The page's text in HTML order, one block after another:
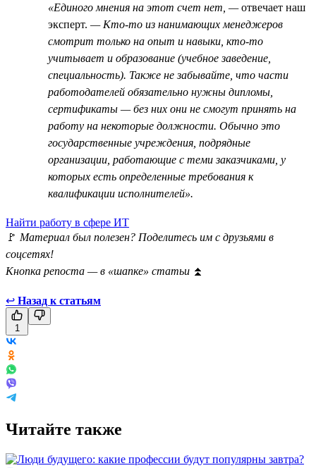
«Единого мнения на этот счет нет, —отвечает наш
эксперт. — Кто-то из нанимающих менеджеров
смотрит только на опыт и навыки, кто-то
учитывает и образование (учебное заведение,
специальность). Также не забывайте, что части
работодателей обязательно нужны дипломы,
сертификаты — без них они не смогут принять на
работу на некоторые должности. Обычно это
государственные учреждения, подрядные
организации, работающие с теми заказчиками, у
которых есть определенные требования к
квалификации исполнителей».
Найти работу в сфере ИТ
🚩 Материал был полезен? Поделитесь им с друзьями в
соцсетях!
Кнопка репоста — в «шапке» статьи ⏫
↩ Назад к статьям
1
Читайте также